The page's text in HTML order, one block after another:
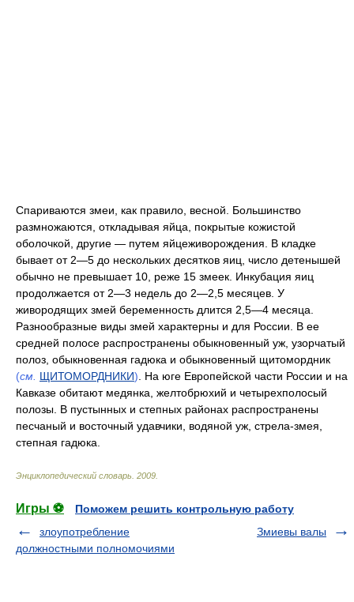
Спариваются змеи, как правило, весной. Большинство
размножаются, откладывая яйца, покрытые кожистой
оболочкой, другие — путем яйцеживорождения. В кладке
бывает от 2—5 до нескольких десятков яиц, число детенышей
обычно не превышает 10, реже 15 змеек. Инкубация яиц
продолжается от 2—3 недель до 2—2,5 месяцев. У
живородящих змей беременность длится 2,5—4 месяца.
Разнообразные виды змей характерны и для России. В ее
средней полосе распространены обыкновенный уж, узорчатый
полоз, обыкновенная гадюка и обыкновенный щитомордник
(см. ЩИТОМОРДНИКИ) . На юге Европейской части России и на
Кавказе обитают медянка, желтобрюхий и четырехполосый
полозы. В пустынных и степных районах распространены
песчаный и восточный удавчики, водяной уж, стрела-змея,
степная гадюка.
Энциклопедический словарь 2009
Игры ⚽
Поможем решить контрольную работу
злоупотребление
должностными полномочиями
Змиевы валы